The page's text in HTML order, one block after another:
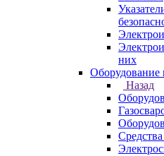
них
Оборудование
Назад